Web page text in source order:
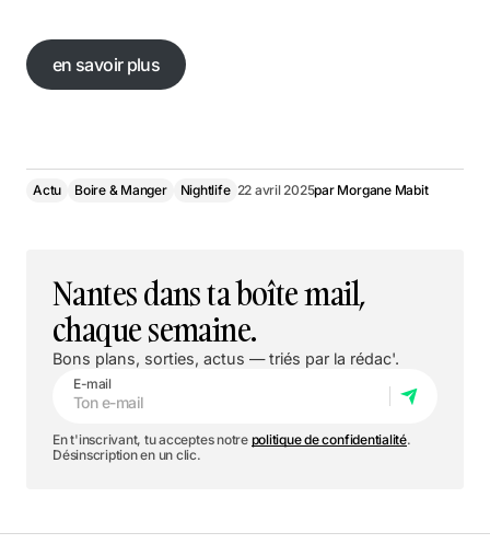
en savoir plus
en savoir plus
Actu Boire & Manger Nightlife 22 avril 2025par Morgane Mabit
Nantes dans ta boîte mail,
chaque semaine.
Bons plans, sorties, actus — triés par la rédac'.
E-mail
En t'inscrivant, tu acceptes notre politique de confidentialité.
Désinscription en un clic.